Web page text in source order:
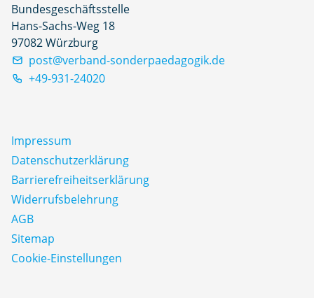
Bundesgeschäftsstelle
Hans-Sachs-Weg 18
97082 Würzburg
post@verband-sonderpaedagogik.de
+49-931-24020
Impressum
Datenschutz­erklärung
Barrierefreiheitserklärung
Widerrufsbelehrung
AGB
Sitemap
Cookie-Einstellungen